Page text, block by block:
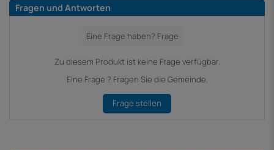
Fragen und Antworten
Zu diesem Produkt ist keine Frage verfügbar.
Eine Frage ? Fragen Sie die Gemeinde.
Frage stellen